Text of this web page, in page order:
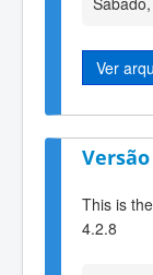
Ver
Versão
This is
4.2.8